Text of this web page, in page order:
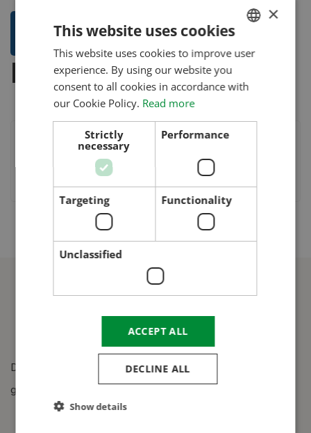
Hasonló termékek
Kétfelé váltó, kézi, ⌀200, 45°-45°
Design, manufacture and construction of grain silos,
grain dryers and grain cleaners.
HUNGARIAN
ENGLISH
CROATIAN
×
This website uses cookies
This website uses cookies to improve user
experience. By using our website you
consent to all cookies in accordance with
our Cookie Policy. Read more
Strictly
necessary
Performance
Targeting Functionality
Unclassified
ACCEPT ALL
DECLINE ALL
Show details